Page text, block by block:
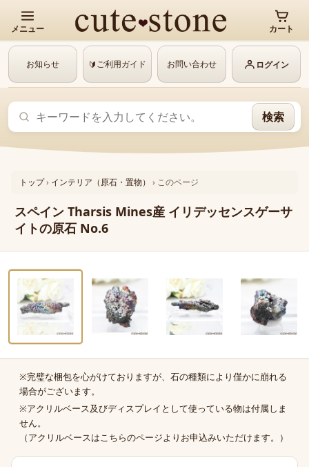
メニュー カート
お知らせ 🔰ご利用ガイド お問い合わせ ログイン
検索
トップ› インテリア（原石・置物） › このページ
スペイン Tharsis Mines産 イリデッセンスゲーサ
イトの原石 No.6
‹
1 / 6
動画あり
商品の補足
※完璧な梱包を心がけておりますが、石の種類により僅かに崩れる
場合がございます。
※アクリルベース及びディスプレイとして使っている物は付属しま
せん。
（アクリルベースはこちらのページより お申込みいただけます。）